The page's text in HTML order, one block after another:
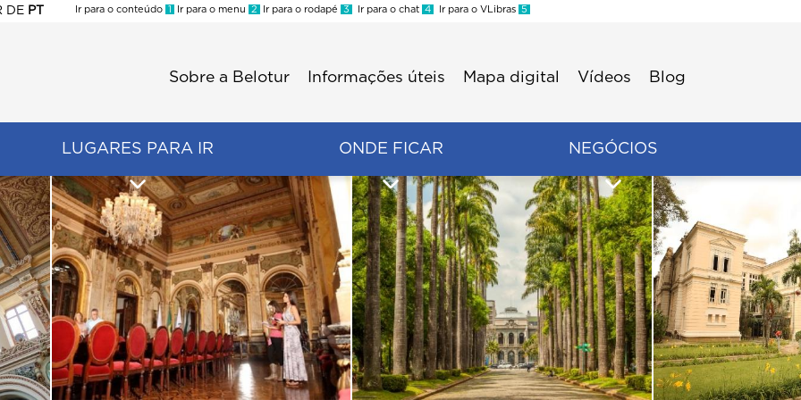
DE PT
Ir para o conteúdo 1 Ir para o menu 2 Ir para o rodapé 3 Ir para o chat 4 Ir para o VLibras 5
Sobre a Belotur Informações úteis Mapa digital Vídeos Blog
LUGARES PARA IR ONDE FICAR NEGÓCIOS